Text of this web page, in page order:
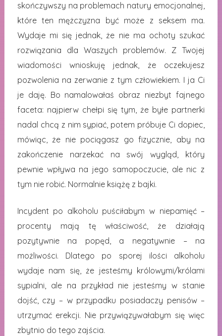
skończywszy na problemach natury emocjonalnej,
które ten mężczyzna być może z seksem ma.
Wydaje mi się jednak, że nie ma ochoty szukać
rozwiązania dla Waszych problemów. Z Twojej
wiadomości wnioskuję jednak, że oczekujesz
pozwolenia na zerwanie z tym człowiekiem. I ja Ci
je daję. Bo namalowałaś obraz niezbyt fajnego
faceta: najpierw chełpi się tym, że byłe partnerki
nadal chcą z nim sypiać, potem próbuje Ci dopiec,
mówiąc, że nie pociągasz go fizycznie, aby na
zakończenie narzekać na swój wygląd, który
pewnie wpływa na jego samopoczucie, ale nic z
tym nie robić. Normalnie książę z bajki.
Incydent po alkoholu puściłabym w niepamięć –
procenty mają tę właściwość, że działają
pozytywnie na popęd, a negatywnie – na
możliwości. Dlatego po sporej ilości alkoholu
wydaje nam się, że jesteśmy królowymi/królami
sypialni, ale na przykład nie jesteśmy w stanie
dojść, czy – w przypadku posiadaczy penisów –
utrzymać erekcji. Nie przywiązywałabym się więc
zbytnio do tego zajścia.